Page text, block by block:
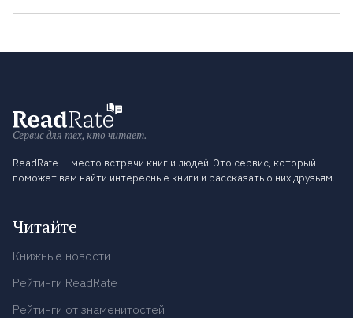
Сервис для тех, кто читает.
ReadRate — место встречи книг и людей. Это сервис, который
поможет вам найти интересные книги и рассказать о них друзьям.
Читайте
Книжные новости
Рейтинги ReadRate
Рейтинги от знаменитостей